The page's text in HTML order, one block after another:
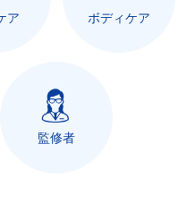
ア ボディケア
監修者